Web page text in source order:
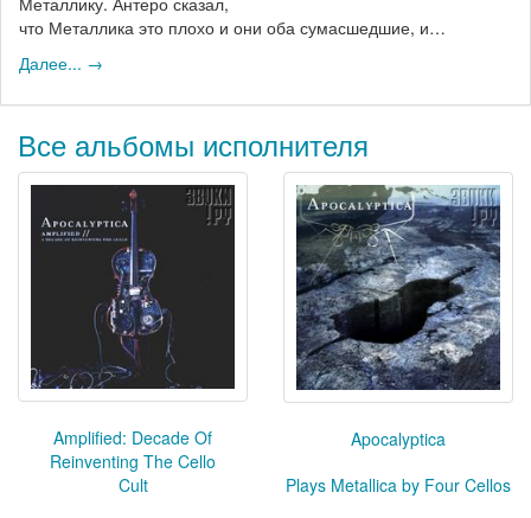
что Металлика это плохо и они оба сумасшедшие, и…
Далее... →
Все альбомы исполнителя
Amplified: Decade Of
Reinventing The Cello
Apocalyptica
Cult
Plays Metallica by Four Cellos